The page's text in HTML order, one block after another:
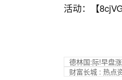
活动：【
德林国:际!早盘
财富长城 : 热点